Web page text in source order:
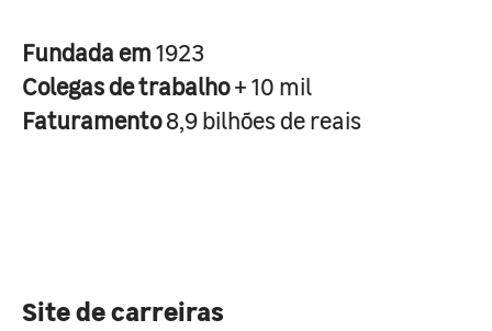
Fundada em1923
Colegas de trabalho+ 10 mil
Faturamento8,9 bilhões de reais
Site de carreiras